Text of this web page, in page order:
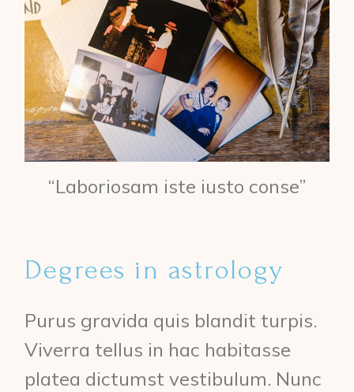
“Laboriosam iste iusto conse”
Degrees in astrology
Purus gravida quis blandit turpis.
Viverra tellus in hac habitasse
platea dictumst vestibulum. Nunc